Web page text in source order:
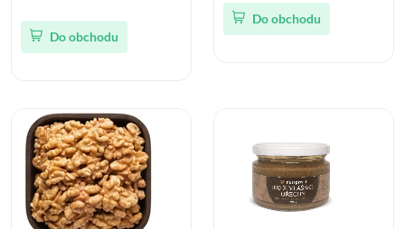
Do obchodu
Do obchodu